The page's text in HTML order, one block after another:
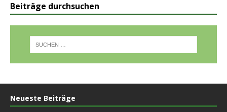
Beiträge durchsuchen
Neueste Beiträge